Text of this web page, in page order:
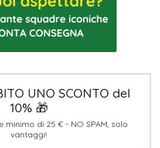
UNO SCONTO del
10% 🎁
minimo di 25 € - NO SPAM, solo
vantaggi!